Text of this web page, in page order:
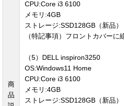
商
品
CPU:Core i3 6100
メモリ:4GB
ストレージ:SSD128GB（新品）
（特記事項）フロントカバーに
（5）DELL inspiron3250
OS:Windows11 Home
CPU:Core i3 6100
メモリ:4GB
ストレージ:SSD128GB（新品）